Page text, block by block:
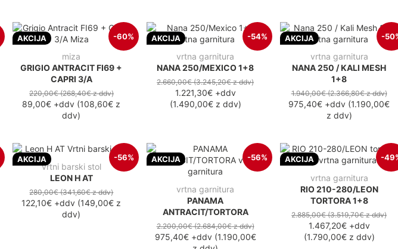
AKCIJA -60%
miza
GRIGIO ANTRACIT FI69 +
CAPRI 3/A
220,00€(268,40€z ddv)
89,00€ +ddv (108,60€ z
ddv)
AKCIJA -54%
vrtna garnitura
NANA 250/MEXICO 1+8
2.660,00€(3.245,20€z ddv)
1.221,30€+ddv
(1.490,00€z ddv)
AKCIJA -
vrtna garnitura
NANA 250 / KALI MESH
1+8
1.940,00€(2.366,80€z ddv)
975,40€ +ddv (1.190,00€
z ddv)
AKCIJA -56%
vrtni barski stol
LEON H AT
280,00€(341,60€z ddv)
122,10€ +ddv (149,00€ z
ddv)
AKCIJA -56%
vrtna garnitura
PANAMA
ANTRACIT/TORTORA
2.200,00€(2.684,00€z ddv)
975,40€+ddv(1.190,00€
AKCIJA -
vrtna garnitura
RIO 210-280/LEON
TORTORA 1+8
2.885,00€(3.519,70€z ddv)
1.467,20€+ddv
(1.790,00€z ddv)